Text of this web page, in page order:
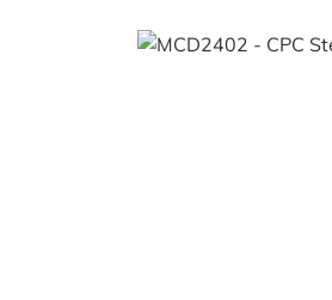
Bildergalerie überspringen